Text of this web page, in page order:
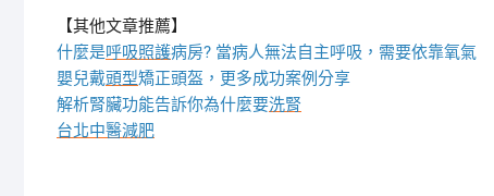
【其他文章推薦】
什麼是呼吸照護病房? 當病人無法自主呼吸，需要依靠氧氣
嬰兒戴頭型矯正頭盔，更多成功案例分享
解析腎臟功能告訴你為什麼要洗腎
台北中醫減肥